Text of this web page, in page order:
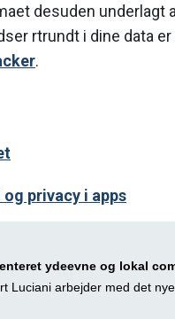
desuden underlagt
rtrundt i dine data
.
privacy i apps
ydeevne og lokal
Luciani arbejder med det